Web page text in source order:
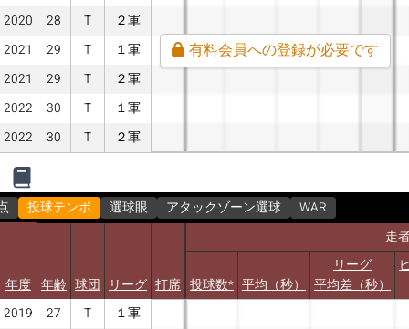
2020
28 T
２軍
2021
29 T
１軍
2021
29 T
２軍
2022
30 T
１軍
2022
30 T ２軍
有料会員への登録が必要です
投球テンポ 選球眼 アタックゾーン選球
WAR
走
年度 年齢 球団 リーグ 打席 投球数* 平均（秒）
リーグ
平均差（秒）
2019 27 T
１軍